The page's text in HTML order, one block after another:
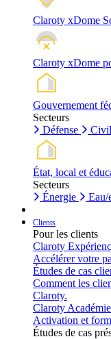
Claroty xDome
Claroty xDome
Gouvernement
Secteurs
Défense
Civil
État, local et
Secteurs
Énergie
Eau/
Clients
Pour les clients
Claroty
Accélérer votre
Études de cas
Comment les
Claroty.
Claroty
Activation et
Études de cas